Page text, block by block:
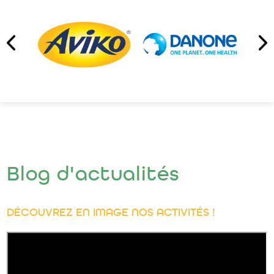
Blog d'actualités
DÉCOUVREZ EN IMAGE NOS ACTIVITÉS !